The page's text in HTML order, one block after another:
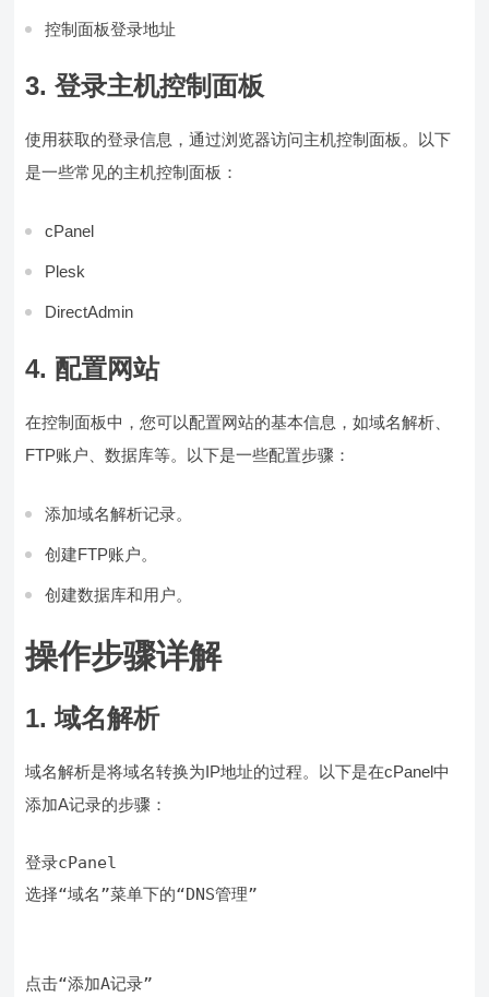
控制面板登录地址
3. 登录主机控制面板
使用获取的登录信息，通过浏览器访问主机控制面板。以下
是一些常见的主机控制面板：
cPanel
Plesk
DirectAdmin
4. 配置网站
在控制面板中，您可以配置网站的基本信息，如域名解析、
FTP账户、数据库等。以下是一些配置步骤：
添加域名解析记录。
创建FTP账户。
创建数据库和用户。
操作步骤详解
1. 域名解析
域名解析是将域名转换为IP地址的过程。以下是在cPanel中
添加A记录的步骤：
选择“域名”菜单下的“DNS管理”
点击“添加A记录”